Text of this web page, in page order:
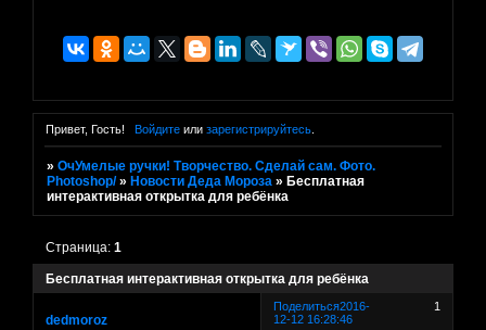
Привет, Гость! Войдитеили зарегистрируйтесь.
»ОчУмелые ручки! Творчество. Сделай сам. Фото.
Photoshop/ » Новости Деда Мороза » Бесплатная
интерактивная открытка для ребёнка
Бесплатная интерактивная открытка для ребёнка
Страница:1
Поделиться 1
2016-
12-12 16:28:46
dedmoroz